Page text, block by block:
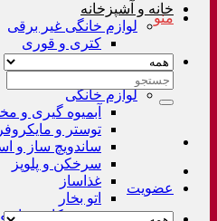
خانه و آشپزخانه
لوازم خانگی غیر برقی
کتری و قوری
لوازم خانگی
آبمیوه گیری و
توستر و مایکروفر
ساندویچ ساز و
سرخکن و پلوپز
غذاساز
اتو بخار
همزن کاسه دار
منو
جستجو
برای:
عضویت